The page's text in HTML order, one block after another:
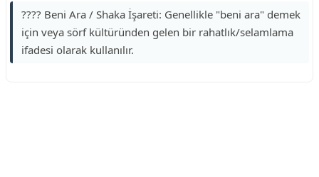
???? Beni Ara / Shaka İşareti: Genellikle "beni ara" demek
için veya sörf kültüründen gelen bir rahatlık/selamlama
ifadesi olarak kullanılır.